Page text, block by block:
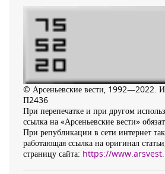
© Арсеньевские вести, 1992—2022.
П2436
При перепечатке и при другом
ссылка на «Арсеньевские вести»
При републикации в сети интернет
работающая ссылка на оригинал
страницу сайта: https://